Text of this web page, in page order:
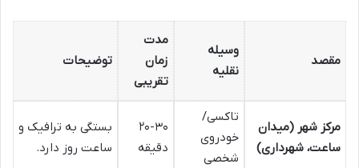
مقصد
وسیله
نقلیه
مدت
زمان
تقریبی
توضیحات
مرکز شهر (میدان
ساعت، شهرداری)
تاکسی/
خودروی
شخصی
۲۰-۳۰
دقیقه
بستگی به ترافیک و
ساعت روز دارد.